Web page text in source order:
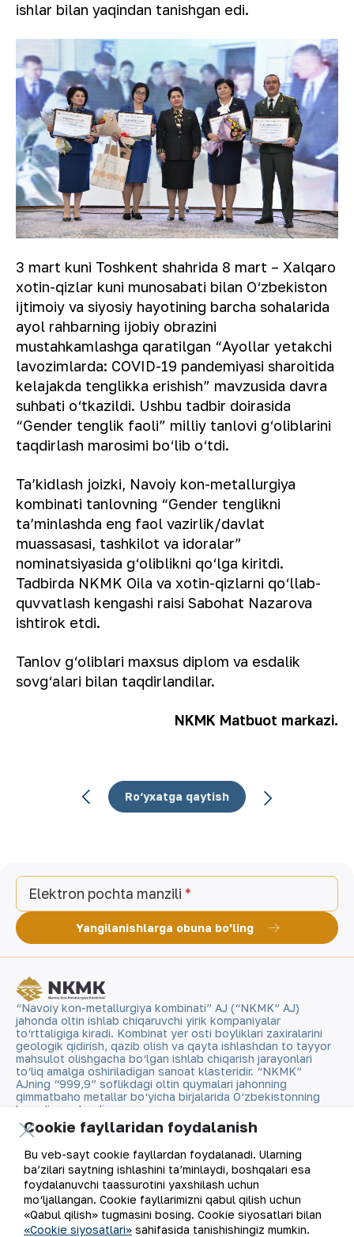
ishlar bilan yaqindan tanishgan edi.
3 mart kuni Toshkent shahrida 8 mart – Xalqaro
xotin-qizlar kuni munosabati bilan O‘zbekiston
ijtimoiy va siyosiy hayotining barcha sohalarida
ayol rahbarning ijobiy obrazini
mustahkamlashga qaratilgan “Ayollar yetakchi
lavozimlarda: COVID-19 pandemiyasi sharoitida
kelajakda tenglikka erishish” mavzusida davra
suhbati o‘tkazildi. Ushbu tadbir doirasida
“Gender tenglik faoli” milliy tanlovi g‘oliblarini
taqdirlash marosimi bo‘lib o‘tdi.
Taʼkidlash joizki, Navoiy kon-metallurgiya
kombinati tanlovning “Gender tenglikni
taʼminlashda eng faol vazirlik/davlat
muassasasi, tashkilot va idoralar”
nominatsiyasida g‘oliblikni qo‘lga kiritdi.
Tadbirda NKMK Oila va xotin-qizlarni qo‘llab-
quvvatlash kengashi raisi Sabohat Nazarova
ishtirok etdi.
Tanlov g‘oliblari maxsus diplom va esdalik
sovg‘alari bilan taqdirlandilar.
NKMK Matbuot markazi.
Ro‘yxatga qaytish
Elektron pochta manzili
Yangilanishlarga obuna bo'ling
“Navoiy kon-metallurgiya kombinati” AJ (“NKMK” AJ)
jahonda oltin ishlab chiqaruvchi yirik kompaniyalar
to‘rttaligiga kiradi. Kombinat yer osti boyliklari zaxiralarini
geologik qidirish, qazib olish va qayta ishlashdan to tayyor
mahsulot olishgacha bo‘lgan ishlab chiqarish jarayonlari
to‘liq amalga oshiriladigan sanoat klasteridir. “NKMK”
AJning “999,9” soflikdagi oltin quymalari jahonning
qimmatbaho metallar bo‘yicha birjalarida O‘zbekistonning
brendiga aylandi.
Bizning faoliyatimiz
Barqaror rivojlanish
Sayt xaritasi
Foydalanish shartlari
Cookie fayllaridan foydalanish
Bu veb-sayt cookie fayllardan foydalanadi. Ularning
ba’zilari saytning ishlashini ta’minlaydi, boshqalari esa
foydalanuvchi taassurotini yaxshilash uchun
mo‘ljallangan. Cookie fayllarimizni qabul qilish uchun
«Qabul qilish» tugmasini bosing. Cookie siyosatlari bilan
«Cookie siyosatlari» sahifasida tanishishingiz mumkin.